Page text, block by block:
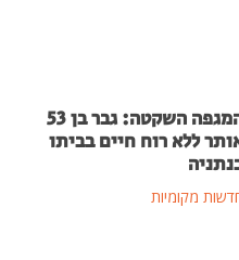
המגפה השקטה: גבר בן 53
ללא רוח חיים בביתו
מקומיות